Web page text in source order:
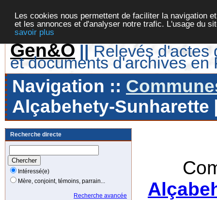
Les cookies nous permettent de faciliter la navigation
et les annonces et d'analyser notre trafic. L'usage du
savoir plus
Gen&O || Relevés d'actes
et documents d'archives en
Navigation ::
Alçabehety-
Recherche directe
Intéressé(e)
Mère, conjoint, témoins, parrain...
Recherche avancée